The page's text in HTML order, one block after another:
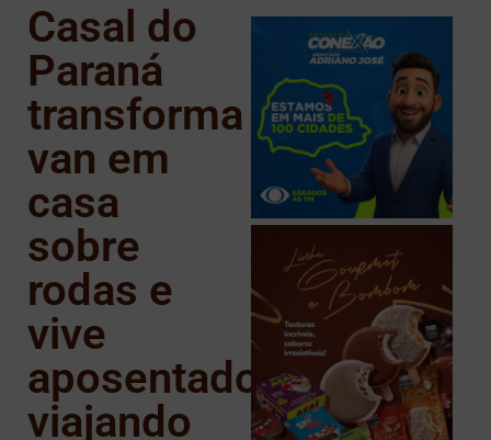
Casal do
Paraná
transforma
van em
casa
sobre
rodas e
vive
aposentadoria
viajando